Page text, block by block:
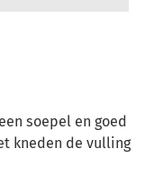
soepel en goed
kneden de vulling